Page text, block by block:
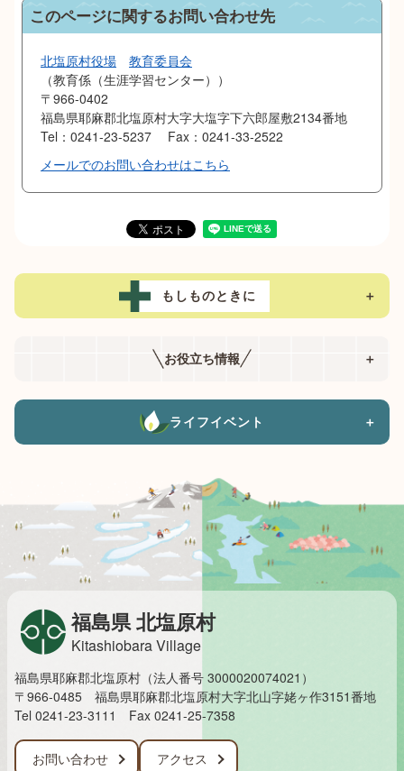
このページに関するお問い合わせ先
北塩原村役場
教育委員会
教育係（生涯学習センター）
〒966-0402
福島県耶麻郡北塩原村大字大塩字下六郎屋敷2134番地
Tel：0241-23-5237
Fax：0241-33-2522
メールでのお問い合わせはこちら
もしものときに ＋
お役立ち情報 ＋
ライフイベント ＋
福島県 北塩原村
Kitashiobara Village
福島県耶麻郡北塩原村（法人番号 3000020074021）
〒966-0485 福島県耶麻郡北塩原村大字北山字姥ヶ作3151番地
Tel 0241-23-3111 Fax 0241-25-7358
お問い合わせ アクセス